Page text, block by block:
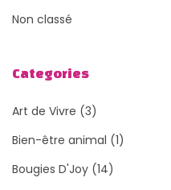
Non classé
Categories
Art de Vivre (3)
Bien-être animal (1)
Bougies D'Joy (14)